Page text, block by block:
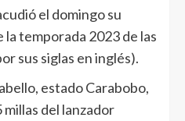
el domingo su
temporada 2023 de las
sus siglas en inglés).
estado Carabobo,
del lanzador